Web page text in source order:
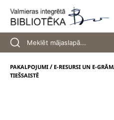
content
PAKALPOJUMI / E-RESURSI UN E-
TIEŠSAISTĒ